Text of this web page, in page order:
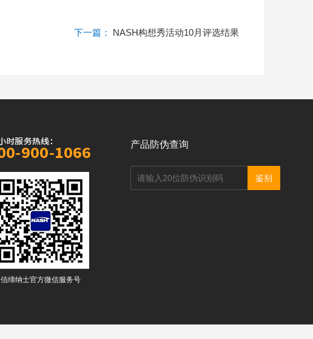
下一篇： NASH构想秀活动10月评选结果
佶缔纳士官方微信服务号
产品防伪查询